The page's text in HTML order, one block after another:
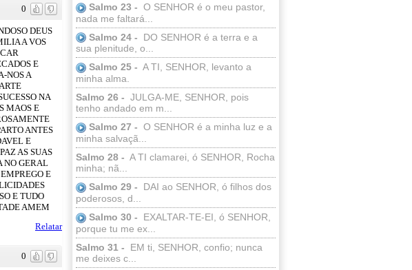
Salmo 23 - O SENHOR é o meu pastor,
nada me faltará...
Salmo 24 -
DO SENHOR é a terra e a
sua plenitude, o...
Salmo 25 - A TI, SENHOR, levanto a
minha alma.
Salmo 26 - JULGA-ME, SENHOR, pois
tenho andado em m...
Salmo 27 - O SENHOR é a minha luz e a
minha salvaçã...
Salmo 28 - A TI clamarei, ó SENHOR, Rocha
minha; nã...
Salmo 29 -
DAI ao SENHOR, ó filhos dos
poderosos, d...
Salmo 30 -
EXALTAR-TE-EI, ó SENHOR,
porque tu me ex...
Salmo 31 -
EM ti, SENHOR, confio; nunca
me deixes c...
0
DEUS
A VOS
E
NOS A
NA
MAOS E
ANTES
E
AS SUAS
NO GERAL
E
E TUDO
AMEM
Relatar
0